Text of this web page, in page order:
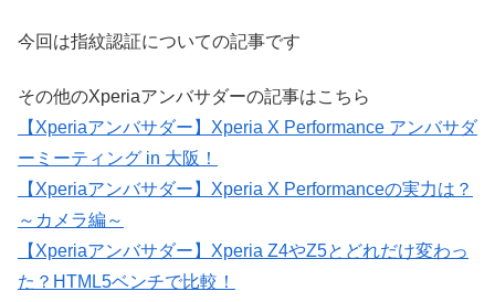
今回は指紋認証についての記事です
その他のXperiaアンバサダーの記事はこちら
【Xperiaアンバサダー】Xperia X Performance アンバサダ
ーミーティング in 大阪！
【Xperiaアンバサダー】Xperia X Performanceの実力は？
～カメラ編～
【Xperiaアンバサダー】Xperia Z4やZ5とどれだけ変わっ
た？HTML5ベンチで比較！